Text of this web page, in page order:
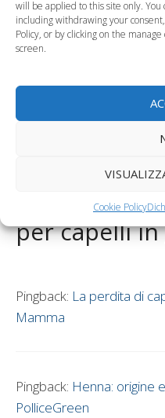
will be applied to this site only.
including withdrawing your
Policy, or by clicking on the
screen.
Cookie Policy
dei capelli e delle
unghie
Tag
tinture per capelli in
Assumere i probiotici
3 commenti
per capelli in
Pingback: La perdita di
Mamma
Pingback: Henna: origine
PolliceGreen